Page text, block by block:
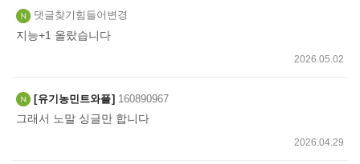
쓰
기
댓글찾기힘들어변경
지능+1 올랐습니다
2026.05.02
유기농민트와플 160890967
그래서 노말 싱글만 합니다
2026.04.29